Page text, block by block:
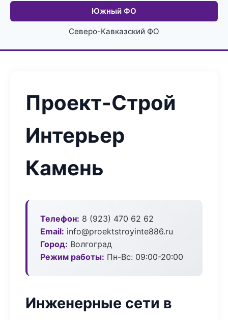
Южный ФО
Северо-Кавказский ФО
Проект-Строй
Интерьер
Камень
Телефон: 8 (923) 470 62 62
Email: info@proektstroyinte886.ru
Город: Волгоград
Режим работы: Пн-Вс: 09:00-20:00
Инженерные сети в